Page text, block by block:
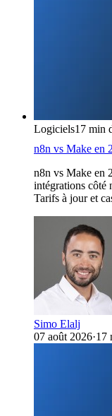
Logiciels17 min
n8n vs Make en
n8n vs Make en
intégrations côté
Tarifs à jour et
Simo Elalj
07 août 2026·17